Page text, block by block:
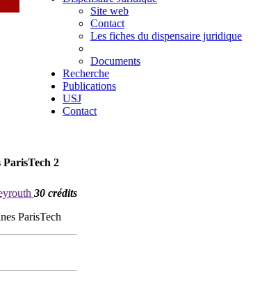
Site web
Contact
Les fiches du dispensaire juridique
Documents
Recherche
Publications
USJ
Contact
2
30 crédits
ParisTech